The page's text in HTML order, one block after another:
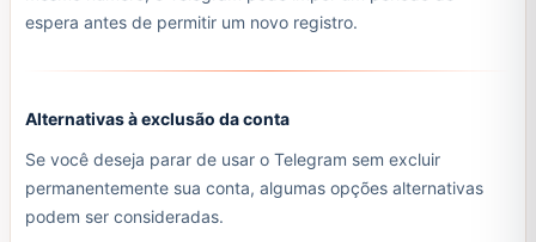
espera antes de permitir um novo registro.
Alternativas à exclusão da conta
Se você deseja parar de usar o Telegram sem excluir
permanentemente sua conta, algumas opções alternativas
podem ser consideradas.